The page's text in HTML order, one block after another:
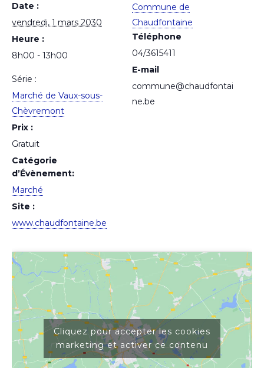
Date :
vendredi, 1 mars 2030
Heure :
8h00 - 13h00
Série :
Marché de Vaux-sous-
Chèvremont
Prix :
Gratuit
Catégorie
d’Évènement:
Marché
Site :
www.chaudfontaine.be
Commune de
Chaudfontaine
Téléphone
04/3615411
E-mail
commune@chaudfontai
ne.be
Cliquez pour accepter les cookies
marketing et activer ce contenu